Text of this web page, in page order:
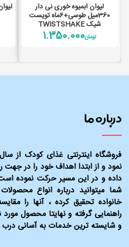
لیوان ابمیوه خوری نی دار
360میل طوسی+6ماه تویست
شیک TWISTSHAKE
تومان1.350.000
درباره ما
نمود و از ابتدا اهداف خود را در
داده و در این مسیر حرکت نموده
شما میتوانید درباره انواع
خانواده تحقیق کرده ، آنها را
راهنمایی گرفته و نهایتا محصول
و شایسته ترین خدمات به آسانی درب